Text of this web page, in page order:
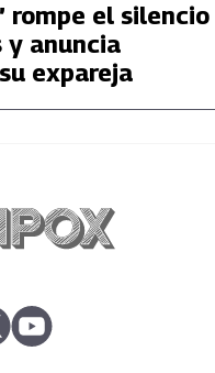
rompe el silencio
y anuncia
expareja
pestaña
en nueva pestaña
abre en nueva pestaña